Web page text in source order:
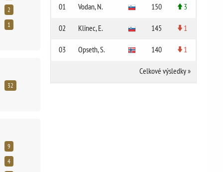
2
1
32
9
4
01 Vodan, N. 150 3
02 Klinec, E. 145 1
03 Opseth, S. 140 1
Celkové výsledky»